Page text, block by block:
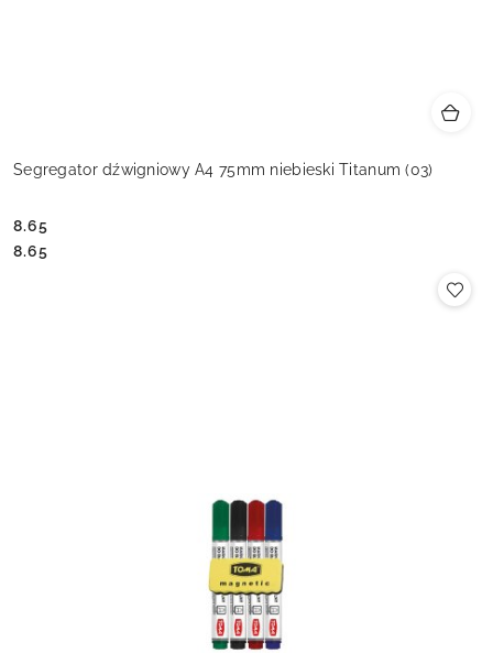
Segregator dźwigniowy A4 75mm niebieski Titanum (03)
Cena:
8.65
Cena:
8.65